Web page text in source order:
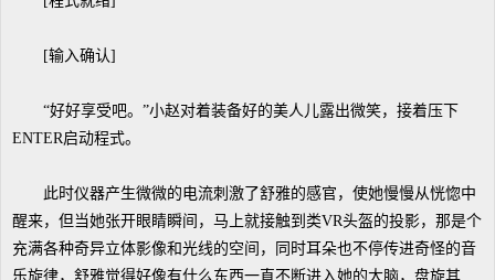
[输入确认]
“好好享受吧。”小赵对着装备好的美人儿露出微笑，接着压下
ENTER启动程式。
此时仪器产生微微的电流刺激了舒雅的感官，使她慢慢从恍惚中
醒来，但当她张开眼睛瞬间，马上就接触到类VR头盔的投影，那是个
充满各种奇异立体影像和光线的空间，同时耳朵也不停传进奇怪的音
乐旋律，舒雅觉得好像有什么东西一直不断进入她的大脑，盘旋其